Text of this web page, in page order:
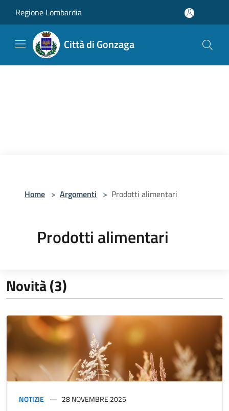
Regione Lombardia
Città di Gonzaga
Home > Argomenti > Prodotti alimentari
Prodotti alimentari
Novità (3)
NOTIZIE 28 NOVEMBRE 2025